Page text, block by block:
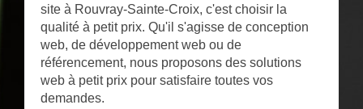
site à Rouvray-Sainte-Croix, c'est choisir la
qualité à petit prix. Qu'il s'agisse de conception
web, de développement web ou de
référencement, nous proposons des solutions
web à petit prix pour satisfaire toutes vos
demandes.